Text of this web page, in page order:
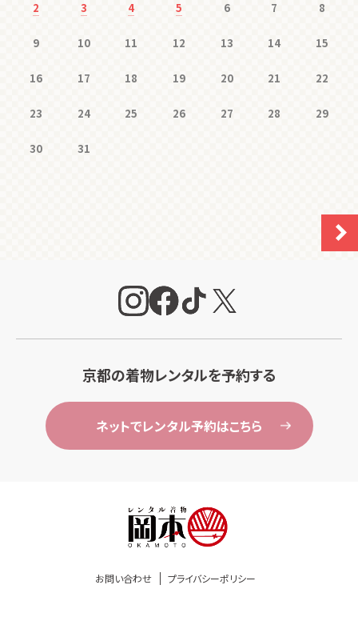
2 3 4 5 6 7 8
9 10 11 12 13 14 15
16 17 18 19 20 21 22
23 24 25 26 27 28 29
30 31
京都の着物レンタルを予約する
ネットでレンタル予約はこちら
お問い合わせ プライバシーポリシー